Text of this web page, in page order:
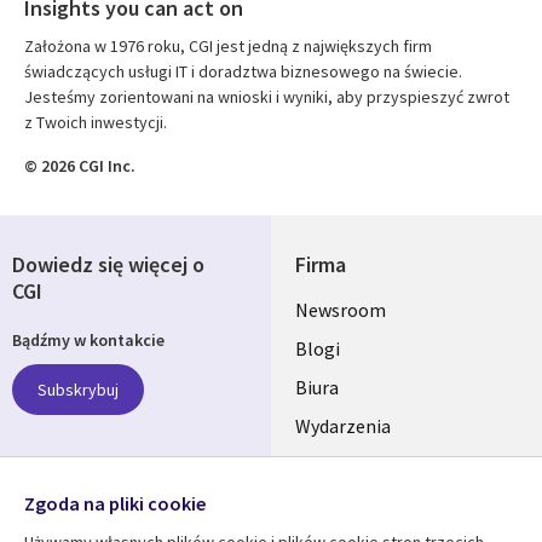
Insights you can act on
Założona w 1976 roku, CGI jest jedną z największych firm
świadczących usługi IT i doradztwa biznesowego na świecie.
Jesteśmy zorientowani na wnioski i wyniki, aby przyspieszyć zwrot
z Twoich inwestycji.
© 2026 CGI Inc.
Firma
Useful
links
SECTIONS
POLSKA
Newsroom
Blogi
Biura
Wydarzenia
Dowiedz się więcej o
CGI
Bądźmy w kontakcie
Subskrybuj
Social
Zgoda na pliki cookie